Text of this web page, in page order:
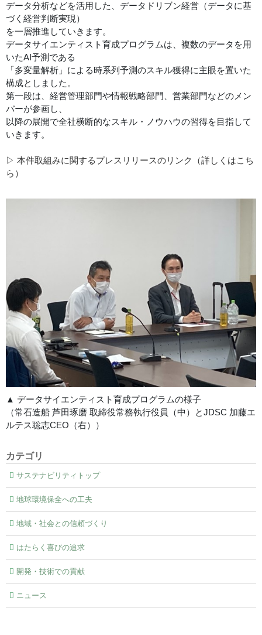
データ分析などを活用した、データドリブン経営（データに基
づく経営判断実現）
を一層推進していきます。
データサイエンティスト育成プログラムは、複数のデータを用
いたAI予測である
「多変量解析」による時系列予測のスキル獲得に主眼を置いた
構成としました。
第一段は、経営管理部門や情報戦略部門、営業部門などのメン
バーが参画し、
以降の展開で全社横断的なスキル・ノウハウの習得を目指して
いきます。
▷ 本件取組みに関するプレスリリースのリンク（詳しくはこち
ら）
▲ データサイエンティスト育成プログラムの様子
（常石造船 芦田琢磨 取締役常務執行役員（中）とJDSC 加藤エ
ルテス聡志CEO（右））
カテゴリ
サステナビリティトップ
地球環境保全への工夫
地域・社会との信頼づくり
はたらく喜びの追求
開発・技術での貢献
ニュース